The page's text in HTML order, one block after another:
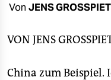
veranstaltungen
shop
Von JENS
VON JENS
China zum Beispiel.